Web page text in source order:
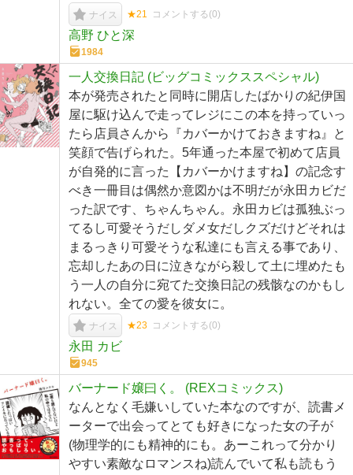
ナイス ★21 コメントする(0)
高野 ひと深
1984
一人交換日記 (ビッグコミックススペシャル)
本が発売されたと同時に開店したばかりの紀伊国
屋に駆け込んで走ってレジにこの本を持っていっ
たら店員さんから『カバーかけておきますね』と
笑顔で告げられた。5年通った本屋で初めて店員
が自発的に言った【カバーかけますね】の記念す
べき一冊目は偶然か意図かは不明だが永田カビだ
った訳です、ちゃんちゃん。永田カビは孤独ぶっ
てるし可愛そうだしダメ女だしクズだけどそれは
まるっきり可愛そうな私達にも言える事であり、
忘却したあの日に泣きながら殺して土に埋めたも
う一人の自分に宛てた交換日記の残骸なのかもし
れない。全ての愛を彼女に。
ナイス ★23 コメントする(0)
永田 カビ
945
バーナード嬢曰く。 (REXコミックス)
なんとなく毛嫌いしていた本なのですが、読書メ
ーターで出会ってとても好きになった女の子が
(物理学的にも精神的にも。あーこれって分かり
やすい素敵なロマンスね)読んでいて私も読もう